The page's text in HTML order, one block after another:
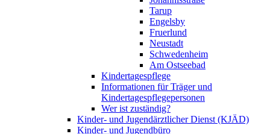
Tarup
Engelsby
Fruerlund
Neustadt
Schwedenheim
Am Ostseebad
Kindertagespflege
Informationen für Träger und
Kindertagespflegepersonen
Wer ist zuständig?
Kinder- und Jugendärztlicher Dienst (KJÄD)
Kinder- und Jugendbüro